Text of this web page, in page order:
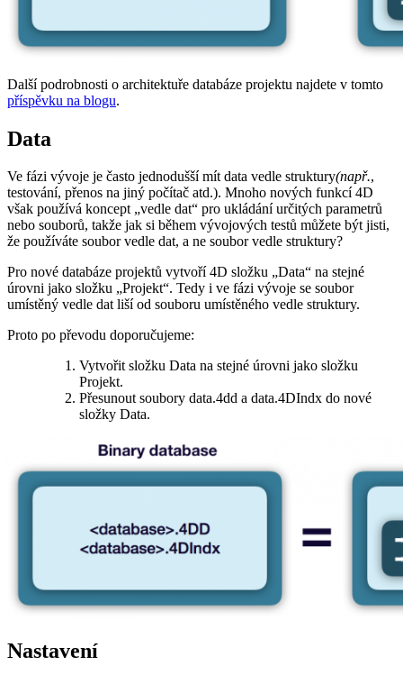
Další podrobnosti o architektuře databáze projektu najdete v tomto
příspěvku na blogu.
Data
Ve fázi vývoje je často jednodušší mít data vedle struktury(např.,
testování, přenos na jiný počítač atd.). Mnoho nových funkcí 4D
však používá koncept „vedle dat“ pro ukládání určitých parametrů
nebo souborů, takže jak si během vývojových testů můžete být jisti,
že používáte soubor vedle dat, a ne soubor vedle struktury?
Pro nové databáze projektů vytvoří 4D složku „Data“ na stejné
úrovni jako složku „Projekt“. Tedy i ve fázi vývoje se soubor
umístěný vedle dat liší od souboru umístěného vedle struktury.
Proto po převodu doporučujeme:
Vytvořit složku Data na stejné úrovni jako složku
Projekt.
Přesunout soubory data.4dd a data.4DIndx do nové
složky Data.
Nastavení